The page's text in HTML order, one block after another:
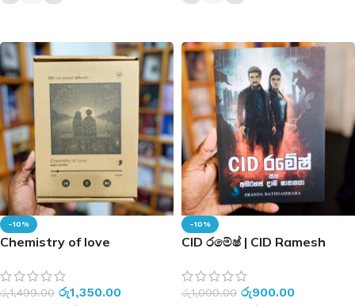
-10%
Chemistry of love
රු1,499.00 රු1,350.00
-10%
CID රමේෂ් | CID Ramesh
රු1,000.00 රු900.00